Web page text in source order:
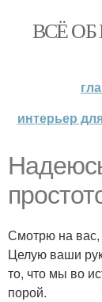
ВСЁ
интерьер
Смотрю на
Целую ваши
то, что мы во
порой.